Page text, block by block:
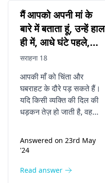
मैं आपको अपनी मां के
बारे में बताता हूं, उन्हें हाल
ही में, आधे घंटे पहले,
आंखों की बीमारी शुरू
हुई, वह लंबे समय तक
भीगती नहीं हैं, कभी-कभी
वह शराब पीती हैं, वह
घंटों फोन का इस्तेमाल
आती है खैर, उसे
समस्याएँ हैं। नींद की
कमी जब वह कहती है कि
सराहना 18
आपकी माँ को चिंता और
घबराहट के दौरे पड़ सकते हैं।
यदि किसी व्यक्ति की दिल की
धड़कन तेज़ हो जाती है, वह
मन में बुरे विचार आते हैं, तो उसे
पैनिक अटैक आ सकता है।
पर्याप्त पानी नहीं पीते हैं और
Answered on 23rd May
'24
Read answer